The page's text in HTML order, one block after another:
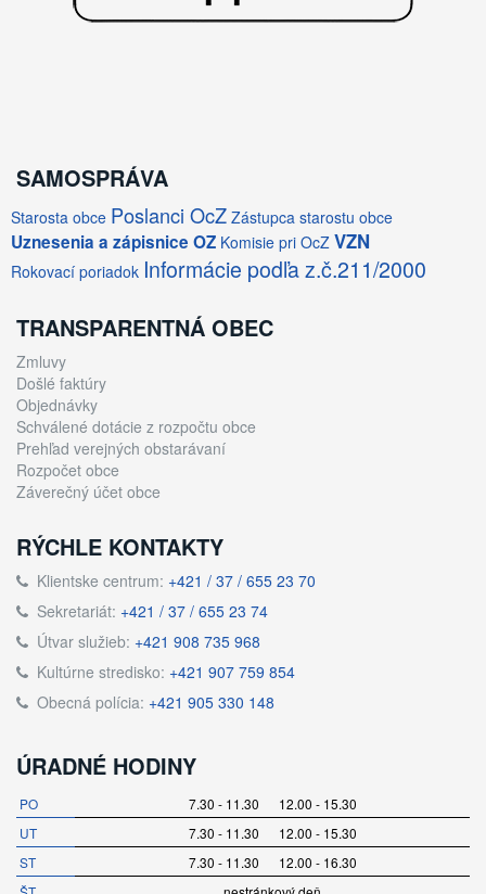
SAMOSPRÁVA
Starosta obce Poslanci OcZ Zástupca starostu obce
Uznesenia a zápisnice OZ Komisie pri OcZ VZN
Rokovací poriadok Informácie podľa z.č.211/2000
TRANSPARENTNÁ OBEC
Zmluvy
Došlé faktúry
Objednávky
Schválené dotácie z rozpočtu obce
Prehľad verejných obstarávaní
Rozpočet obce
Záverečný účet obce
RÝCHLE KONTAKTY
Klientske centrum: +421 / 37 / 655 23 70
Sekretariát: +421 / 37 / 655 23 74
Útvar služieb: +421 908 735 968
Kultúrne stredisko: +421 907 759 854
Obecná polícia: +421 905 330 148
ÚRADNÉ HODINY
PO
7.30 - 11.30 12.00 - 15.30
UT
7.30 - 11.30 12.00 - 15.30
ST
7.30 - 11.30 12.00 - 16.30